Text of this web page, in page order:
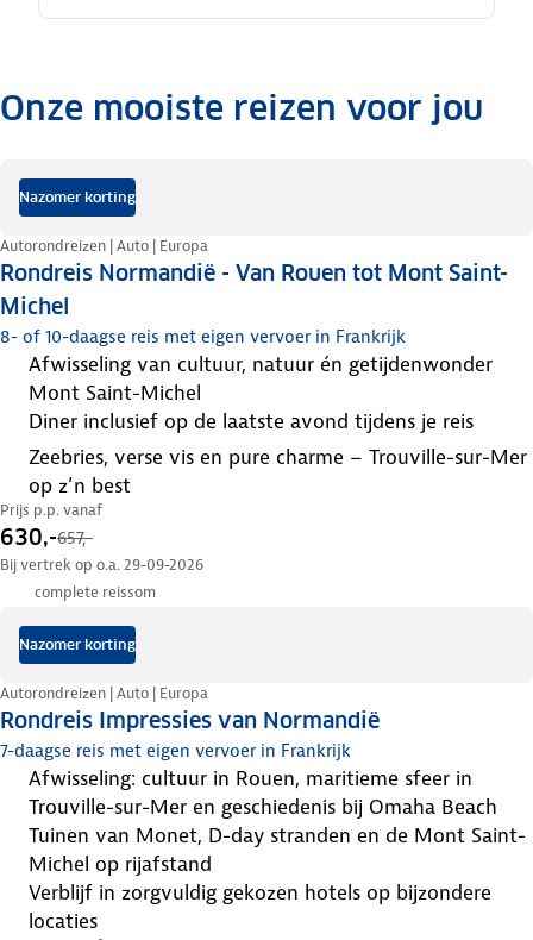
.Onze mooiste reizen voor jou
Nazomer korting
Rondreis Normandië - Van Rouen tot Mont Saint-
Michel
Autorondreizen | Auto | Europa
8- of 10-daagse reis met eigen vervoer in Frankrijk
afwisseling van cultuur, natuur én getijdenwonder
Mont Saint-Michel
diner inclusief op de laatste avond tijdens je reis
zeebries, verse vis en pure charme – Trouville-sur-Mer
op z’n best
Prijs p.p. vanaf
630,-657,-
Bij vertrek op o.a. 29-09-2026
complete reissom
Nazomer korting
Rondreis Impressies van Normandië
Autorondreizen | Auto | Europa
7-daagse reis met eigen vervoer in Frankrijk
afwisseling: cultuur in Rouen, maritieme sfeer in
Trouville-sur-Mer en geschiedenis bij Omaha Beach
tuinen van Monet, D-day stranden en de Mont Saint-
Michel op rijafstand
verblijf in zorgvuldig gekozen hotels op bijzondere
locaties